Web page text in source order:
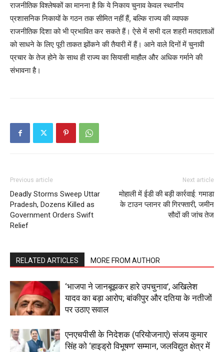
News Week
Magazine PRO
Company
Contact us
Subscription Plans
My account
राजनीतिक विश्लेषकों का मानना है कि ये निकाय चुनाव केवल स्थानीय
प्रशासनिक निकायों के गठन तक सीमित नहीं हैं, बल्कि राज्य की व्यापक
राजनीतिक दिशा को भी प्रभावित कर सकते हैं। ऐसे में सभी दल शहरी मतदाताओं
को साधने के लिए पूरी ताकत झोंकने की तैयारी में हैं। आने वाले दिनों में चुनावी
प्रचार के तेज होने के साथ ही राज्य का सियासी माहौल और अधिक गर्माने की
संभावना है।
Previous article
Deadly Storms Sweep Uttar
Pradesh, Dozens Killed as
Government Orders Swift
Relief
Next article
मोहाली में ईडी की बड़ी कार्रवाई: गमाडा
के टाउन प्लानर की गिरफ्तारी, जमीन
सौदों की जांच तेज
RELATED ARTICLES MORE FROM AUTHOR
‘भाजपा ने जानबूझकर हारे उपचुनाव’, अखिलेश
यादव का बड़ा आरोप; बांकीपुर और दतिया के नतीजों
पर उठाए सवाल
एनएचपीसी के निदेशक (परियोजनाएं) संजय कुमार
सिंह को ‘हाइड्रो विभूषण’ सम्मान, जलविद्युत क्षेत्र में